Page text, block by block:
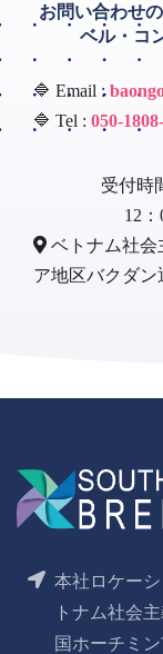
お問い合わせ
ベル・コ
🔷 Email :
🔷 Tel : 050-
受付時
12
ベトナム社会
ア地区バクダ
本社ロケー
トナム社会
国ホーチミン